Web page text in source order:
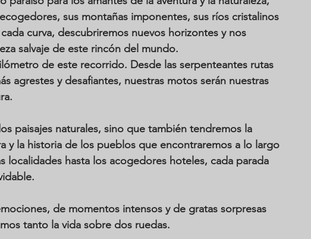
sus montañas imponentes, sus ríos cristalinos
curva, descubriremos nuevos horizontes y nos
salvaje de este rincón del mundo.
de este recorrido. Desde las serpenteantes rutas
agrestes y desafiantes, nuestras motos serán nuestras
paisajes naturales, sino que también tendremos la
y la historia de los pueblos que encontraremos a lo largo
localidades hasta los acogedores hoteles, cada parada
de momentos intensos y de gratas sorpresas
tanto la vida sobre dos ruedas.